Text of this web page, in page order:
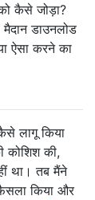
कैसे जोड़ा?
डाउनलोड
ऐसा करने का
लागू किया
कोशिश की,
था। तब मैंने
किया और